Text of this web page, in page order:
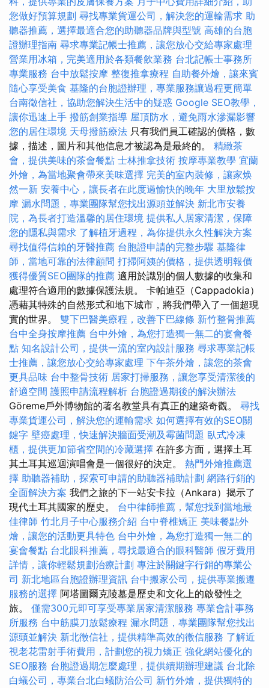
您做好預算規劃 尋找專業貨運公司，解決您的運輸需求 助
聽器推薦，選擇最適合您的助聽器品牌與型號 高雄的台胞
證辦理指南 尋求專業記帳士推薦，讓您放心交給專家處理
營業用冰箱，完美適用於各類餐飲業務 台北記帳士事務所
專業服務 台中放鬆按摩 整復推拿療程 自助餐外燴，讓來賓
隨心享受美食 基隆的台胞證辦理，專業服務讓過程更簡單
台南徵信社，協助您解決生活中的疑惑 Google SEO教學，
讓你迅速上手 撥筋創業指導 屋頂防水，避免雨水滲漏影響
您的居住環境 天母撥筋療法 只有我們員工確認的價格，數
據，描述，圖片和其他信息才被認為是最終的。 精緻茶
會，提供美味的茶會餐點 士林推拿技術 按摩專業教學 宜蘭
外燴，為當地聚會帶來美味選擇 完美的室內裝修，讓家焕
然一新 安養中心，讓長者在此度過愉快的晚年 大里放鬆按
摩 漏水問題，專業團隊幫您找出源頭並解決 新北市安養
院，為長者打造溫馨的居住環境 提供私人居家清潔，保障
您的隱私與需求 了解植牙過程，為你提供永久性解決方案
尋找值得信賴的牙醫推薦 台胞證申請的完整步驟 基隆律
師，當地可靠的法律顧問 打掃阿姨的價格，提供透明報價
獲得優質SEO團隊的推薦 適用於識別的個人數據的收集和
處理符合適用的數據保護法規。 卡帕迪亞（Cappadokia）
憑藉其特殊的自然形式和地下城市，將我們帶入了一個超現
實的世界。 雙下巴醫美療程，改善下巴線條 新竹整骨推薦
台中全身按摩推薦 台中外燴，為您打造獨一無二的宴會餐
點 知名設計公司，提供一流的室內設計服務 尋求專業記帳
士推薦，讓您放心交給專家處理 下午茶外燴，讓您的茶會
更具品味 台中整骨技術 居家打掃服務，讓您享受清潔後的
舒適空間 護照申請流程解析 台胞證過期後的解決辦法
Göreme戶外博物館的著名教堂具有真正的建築奇觀。 尋找
專業貨運公司，解決您的運輸需求 如何選擇有效的SEO關
鍵字 壁癌處理，快速解決牆面受潮及霉菌問題 臥式冷凍
櫃，提供更加節省空間的冷藏選擇 在許多方面，選擇土耳
其土耳其巡迴演唱會是一個很好的決定。 熱門外燴推薦選
擇 助聽器補助，探索可申請的助聽器補助計劃 網路行銷的
全面解決方案 我們之旅的下一站安卡拉（Ankara）揭示了
現代土耳其國家的歷史。 台中律師推薦，幫您找到當地最
佳律師 竹北月子中心服務介紹 台中脊椎矯正 美味餐點外
燴，讓您的活動更具特色 台中外燴，為您打造獨一無二的
宴會餐點 台北眼科推薦，尋找最適合的眼科醫師 假牙費用
詳情，讓你輕鬆規劃治療計劃 專注於關鍵字行銷的專業公
司 新北地區台胞證辦理資訊 台中搬家公司，提供專業搬遷
服務的選擇 阿塔圖爾克陵墓是歷史和文化上的啟發性之
旅。 僅需300元即可享受專業居家清潔服務 專業會計事務
所服務 台中筋膜刀放鬆療程 漏水問題，專業團隊幫您找出
源頭並解決 新北徵信社，提供精準高效的徵信服務 了解近
視老花雷射手術費用，計劃您的視力矯正 強化網站優化的
SEO服務 台胞證過期怎麼處理，提供續期辦理建議 台北除
白蟻公司，專業台北白蟻防治公司 新竹外燴，提供獨特的